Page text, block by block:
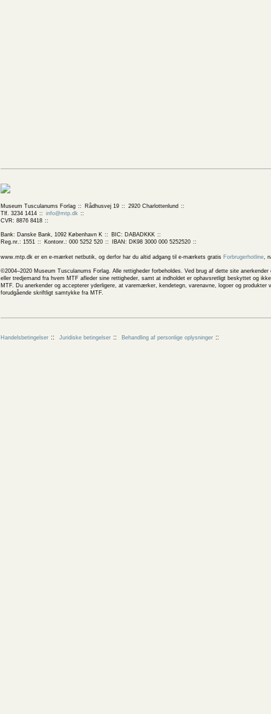
Museum Tusculanums Forlag Rådhusvej 19
2920 Charlottenlund
Tlf. 3234 1414
info@mtp.dk
CVR: 8876 8418
Bank: Danske Bank, 1092 København K
BIC: DABADKKK
Reg.nr.: 1551
Kontonr.: 000 5252 520 IBAN: DK98 3000 000 5252520
www.mtp.dk er en e-mærket netbutik, og derfor har du altid adgang til e-mærkets gratis Forbrugerhotline,
©2004–2020 Museum Tusculanums Forlag. Alle rettigheder forbeholdes. Ved brug af dette site
eller tredjemand fra hvem MTF afleder sine rettigheder, samt at indholdet er ophavsretligt beskyttet og
MTF. Du anerkender og accepterer yderligere, at varemærker, kendetegn, varenavne, logoer og
forudgående skriftligt samtykke fra MTF.
Handelsbetingelser Juridiske betingelser Behandling af personlige oplysninger